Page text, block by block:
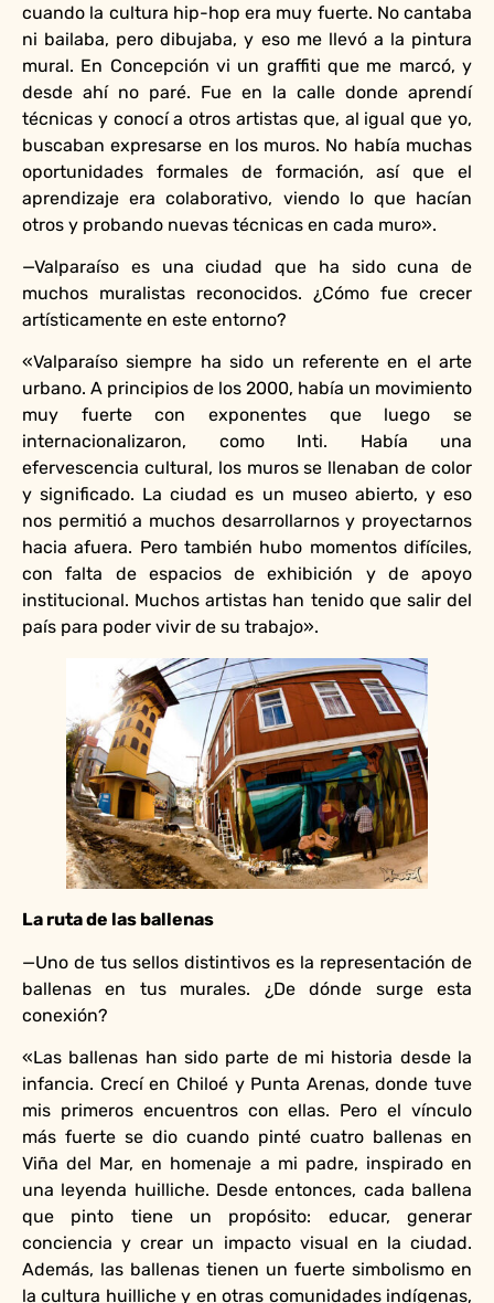
cuando la cultura hip-hop era muy fuerte. No cantaba
ni bailaba, pero dibujaba, y eso me llevó a la pintura
mural. En Concepción vi un graffiti que me marcó, y
desde ahí no paré. Fue en la calle donde aprendí
técnicas y conocí a otros artistas que, al igual que yo,
buscaban expresarse en los muros. No había muchas
oportunidades formales de formación, así que el
aprendizaje era colaborativo, viendo lo que hacían
otros y probando nuevas técnicas en cada muro».
—Valparaíso es una ciudad que ha sido cuna de
muchos muralistas reconocidos. ¿Cómo fue crecer
artísticamente en este entorno?
«Valparaíso siempre ha sido un referente en el arte
urbano. A principios de los 2000, había un movimiento
muy fuerte con exponentes que luego se
internacionalizaron, como Inti. Había una
efervescencia cultural, los muros se llenaban de color
y significado. La ciudad es un museo abierto, y eso
nos permitió a muchos desarrollarnos y proyectarnos
hacia afuera. Pero también hubo momentos difíciles,
con falta de espacios de exhibición y de apoyo
institucional. Muchos artistas han tenido que salir del
país para poder vivir de su trabajo».
La ruta de las ballenas
—Uno de tus sellos distintivos es la representación de
ballenas en tus murales. ¿De dónde surge esta
conexión?
«Las ballenas han sido parte de mi historia desde la
infancia. Crecí en Chiloé y Punta Arenas, donde tuve
mis primeros encuentros con ellas. Pero el vínculo
más fuerte se dio cuando pinté cuatro ballenas en
Viña del Mar, en homenaje a mi padre, inspirado en
una leyenda huilliche. Desde entonces, cada ballena
que pinto tiene un propósito: educar, generar
conciencia y crear un impacto visual en la ciudad.
Además, las ballenas tienen un fuerte simbolismo en
la cultura huilliche y en otras comunidades indígenas,